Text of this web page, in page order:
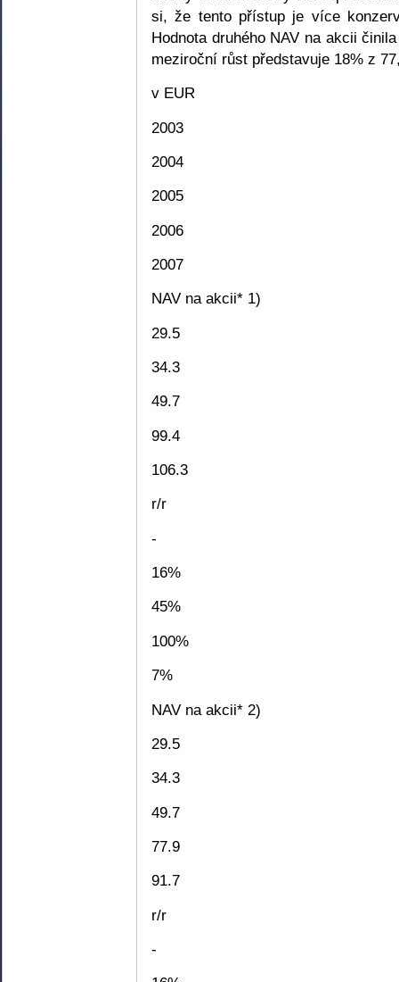
si, že tento přístup je více
Hodnota druhého NAV na akcii
meziroční růst představuje 18% z
v EUR
2003
2004
2005
2006
2007
NAV na akcii* 1)
29.5
34.3
49.7
99.4
106.3
r/r
-
16%
45%
100%
7%
NAV na akcii* 2)
29.5
34.3
49.7
77.9
91.7
r/r
-